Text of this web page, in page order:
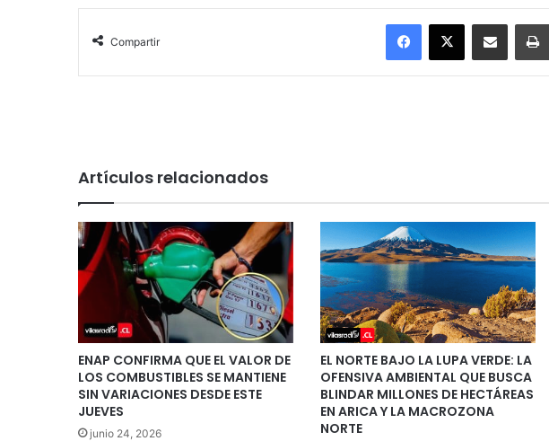
Compartir
Facebook
X Enviar vía email
Artículos relacionados
ENAP CONFIRMA QUE EL VALOR DE
LOS COMBUSTIBLES SE MANTIENE
SIN VARIACIONES DESDE ESTE
JUEVES
junio 24, 2026
EL NORTE BAJO LA LUPA VERDE: LA
OFENSIVA AMBIENTAL QUE BUSCA
BLINDAR MILLONES DE HECTÁREAS
EN ARICA Y LA MACROZONA
NORTE